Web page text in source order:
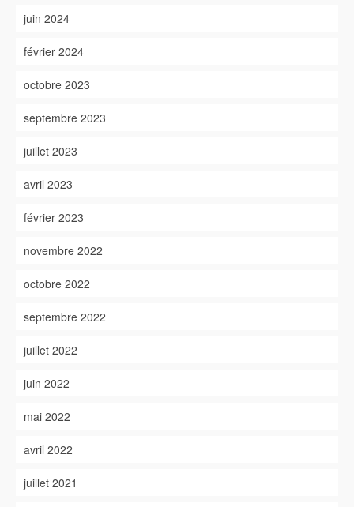
juin 2024
février 2024
octobre 2023
septembre 2023
juillet 2023
avril 2023
février 2023
novembre 2022
octobre 2022
septembre 2022
juillet 2022
juin 2022
mai 2022
avril 2022
juillet 2021